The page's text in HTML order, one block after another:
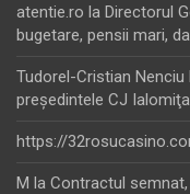
atentie.ro la Directorul
bugetare, pensii mari,
Tudorel-Cristian Nenciu
preşedintele CJ
https://
M la Contractul